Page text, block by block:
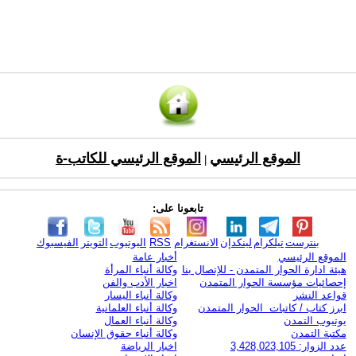
الموقع الرئيسي الموقع الرئيسي للكاتب-ة
تابعونا على:
الفيسبوك التويتر اليوتيوب RSS الانستغرام لينكدإن تيلكرامبنترست
الموقع الرئيسي
هيئة ادارة الحوار المتمدن - للإتصال بنا
إحصائيات مؤسسة الحوار المتمدن
قواعد النشر
ابرز كتاب / كاتبات الحوار المتمدن
يوتيوب التمدن
مكتبة التمدن
عدد الزوار: 3,428,023,105
أخبار عامة
وكالة أنباء المرأة
اخبار الأدب والفن
وكالة أنباء اليسار
وكالة أنباء العلمانية
وكالة أنباء العمال
وكالة أنباء حقوق الإنسان
اخبار الرياضة